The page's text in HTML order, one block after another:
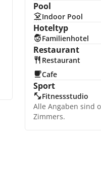
Pool
Indoor Pool
Hoteltyp
Familienhotel
Restaurant
Restaurant
Cafe
Sport
Fitnessstudio
Alle Angaben sind
Zimmers.